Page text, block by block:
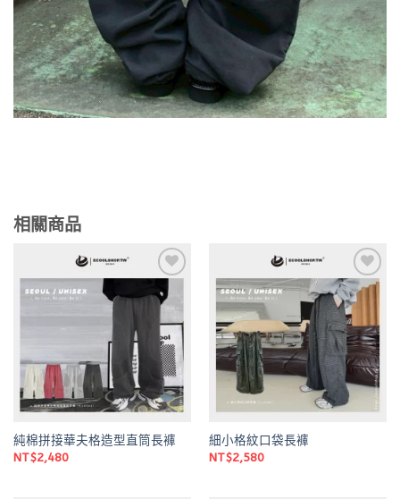
相關商品
Add to
wishlist
純棉拼接華夫格造型直筒長褲
NT$2,480
Add to
wishlist
細小格紋口袋長褲
NT$2,580